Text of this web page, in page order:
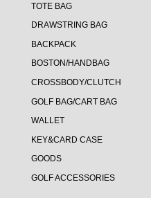
TOTE BAG
DRAWSTRING BAG
BACKPACK
BOSTON/HANDBAG
CROSSBODY/CLUTCH
GOLF BAG/CART BAG
WALLET
KEY&CARD CASE
GOODS
GOLF ACCESSORIES